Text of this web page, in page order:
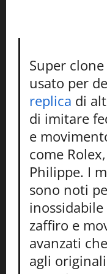
Super
usato per
replica di
di imitare
e
come
Philippe. I
sono noti
zaffiro e
avanzati
agli